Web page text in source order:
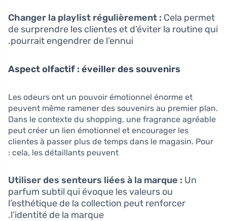
Changer la playlist régulièrement : Cela permet
de surprendre les clientes et d’éviter la routine qui
pourrait engendrer de l’ennui.
Aspect olfactif : éveiller des souvenirs
Les odeurs ont un pouvoir émotionnel énorme et
peuvent même ramener des souvenirs au premier plan.
Dans le contexte du shopping, une fragrance agréable
peut créer un lien émotionnel et encourager les
clientes à passer plus de temps dans le magasin. Pour
cela, les détaillants peuvent :
Utiliser des senteurs liées à la marque : Un
parfum subtil qui évoque les valeurs ou
l’esthétique de la collection peut renforcer
l’identité de la marque.